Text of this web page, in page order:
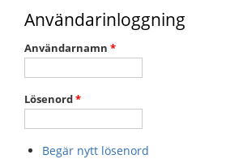
Användarinloggning
Användarnamn *
Lösenord*
Begär nytt lösenord